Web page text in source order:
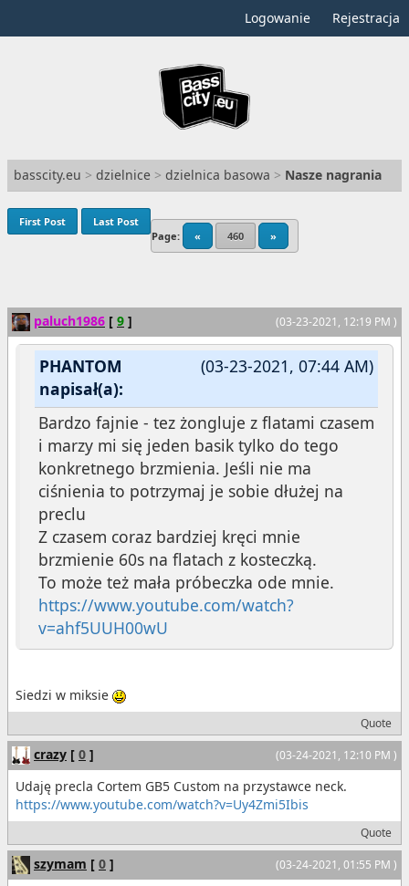
Logowanie Rejestracja
basscity.eu > dzielnice > dzielnica basowa > Nasze nagrania
Page: « 460 »
First Post Last Post
(03-23-2021, 12:19 PM )
paluch1986 [ 9 ]
(03-23-2021, 07:44 AM)
PHANTOM
napisał(a):
Bardzo fajnie - tez żongluje z flatami czasem
i marzy mi się jeden basik tylko do tego
konkretnego brzmienia. Jeśli nie ma
ciśnienia to potrzymaj je sobie dłużej na
preclu
Z czasem coraz bardziej kręci mnie
brzmienie 60s na flatach z kosteczką.
To może też mała próbeczka ode mnie.
https://www.youtube.com/watch?
v=ahf5UUH00wU
Siedzi w miksie
Quote
(03-24-2021, 12:10 PM )
crazy [ 0 ]
Udaję precla Cortem GB5 Custom na przystawce neck.
https://www.youtube.com/watch?v=Uy4Zmi5Ibis
Quote
(03-24-2021, 01:55 PM )
szymam [ 0 ]